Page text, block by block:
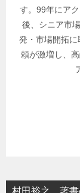
す。99年にア
後、シニア市
発・市場開拓
頼が激増し、
村田裕之 著書